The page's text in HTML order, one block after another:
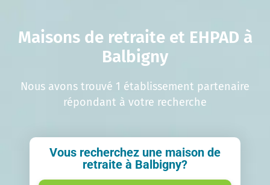
Maisons de retraite et EHPAD à
Balbigny
Nous avons trouvé 1 établissement partenaire
répondant à votre recherche
Vous recherchez une maison de
retraite à Balbigny?